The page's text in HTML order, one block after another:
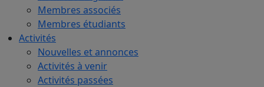
Membres associés
Membres étudiants
Activités
Nouvelles et annonces
Activités à venir
Activités passées